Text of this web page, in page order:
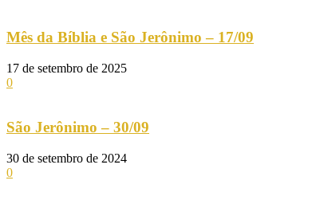
Mês da Bíblia e São Jerônimo – 17/09
17 de setembro de 2025
0
São Jerônimo – 30/09
30 de setembro de 2024
0